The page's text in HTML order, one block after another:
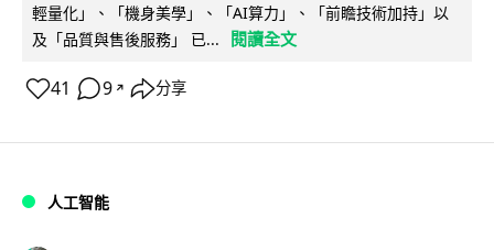
輕量化」、「機身美學」、「AI算力」、「前瞻技術加持」以
及「品質與售後服務」 已...
閱讀全文
41 9 ↗ 分享
人工智能